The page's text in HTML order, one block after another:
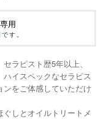
用
す。
ラピスト歴5年以上、
イスペックなセラピス
ンをご体感していただけ
しとオイルトリートメ